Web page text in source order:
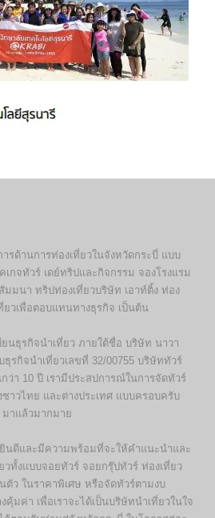
รด้านการท่องเที่ยวในจังหวัดกระบี่ แบบ
กจทัวร์ เดย์ทริปและกิจกรรม จองโรงแรม
มนา ทริปท่องเที่ยวบริษัท เอาท์ติ้ง ท่อง
วเพื่อตอบแทนทางธุรกิจ เป็นต้น
นธุรกิจนำเที่ยว ภายใต้ชื่อ บริษัท นาวา
รกิจนำเที่ยวเลขที่ 32/00755 บริษัททัวร์
ว่า 10 ปี เรามีประสปการณ์ในการจัดทัวร์
าวไทย และต่างประเทศ แบบครอบครับ
าแล้วมากมาย
นดีและมีความพร้อมที่จะให้คำแนะนำและ
วทั้งแบบจอยทัวร์ จอยกรุ๊ปทัวร์ ท่องเที่ยว
ว ในราคาพิเศษ หรือจัดทัวร์ตามงบ
มค่า เพื่อเราจะได้เป็นบริษัทนำเที่ยวในใจ